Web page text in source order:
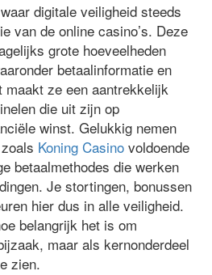
digitale veiligheid steeds
van de online casino’s. Deze
grote hoeveelheden
betaalinformatie en
maakt ze een aantrekkelijk
die uit zijn op
winst. Gelukkig nemen
Koning Casino voldoende
betaalmethodes die werken
Je stortingen, bonussen
hier dus in alle veiligheid.
belangrijk het is om
maar als kernonderdeel
zien.